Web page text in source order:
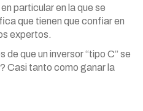
particular en la que se
que tienen que confiar en
expertos.
de que un inversor “tipo C” se
Casi tanto como ganar la